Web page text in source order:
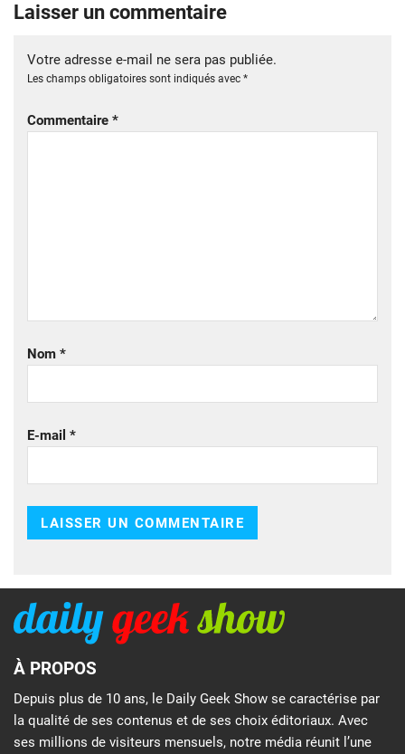
Laisser un commentaire
Votre adresse e-mail ne sera pas publiée.
Les champs obligatoires sont indiqués avec *
Commentaire *
Nom *
E-mail *
À PROPOS
Depuis plus de 10 ans, le Daily Geek Show se caractérise par
la qualité de ses contenus et de ses choix éditoriaux. Avec
ses millions de visiteurs mensuels, notre média réunit l’une